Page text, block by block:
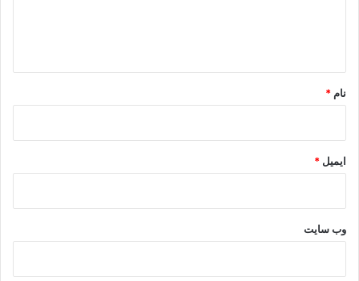
نام *
ایمیل *
وب‌ سایت